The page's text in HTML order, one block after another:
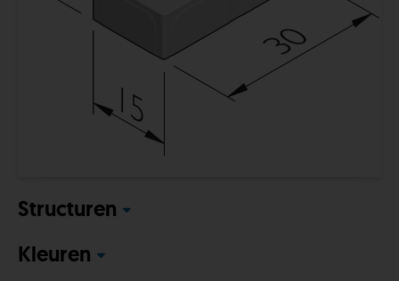
Structuren
Kleuren